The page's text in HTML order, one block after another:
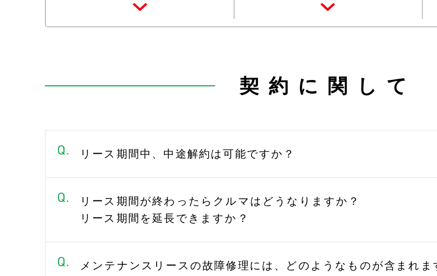
契約に関して
リース期間中、中途解約は可能ですか？
リース期間が終わったらクルマはどうなりますか？
リース期間を延長できますか？
メンテナンスリースの故障修理には、どのようなものが含まれま